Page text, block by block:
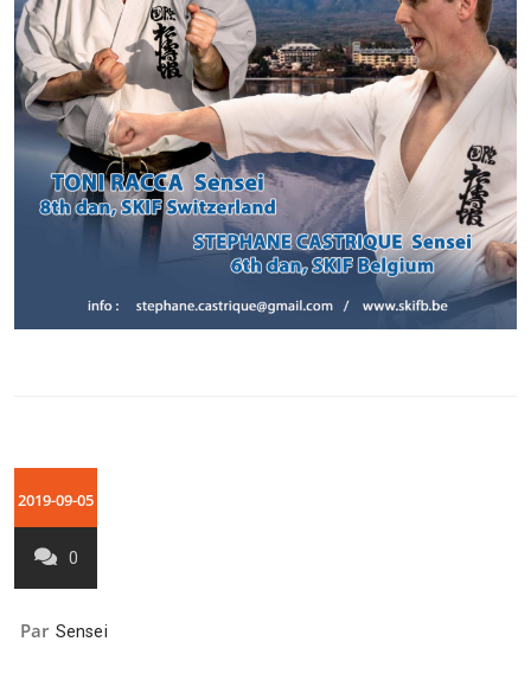
2019-09-05
0
Par Sensei